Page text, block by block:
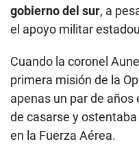
gobierno del sur, a
el apoyo militar
Cuando la coronel
primera misión de la
apenas un par de años
de casarse y
en la Fuerza Aérea.